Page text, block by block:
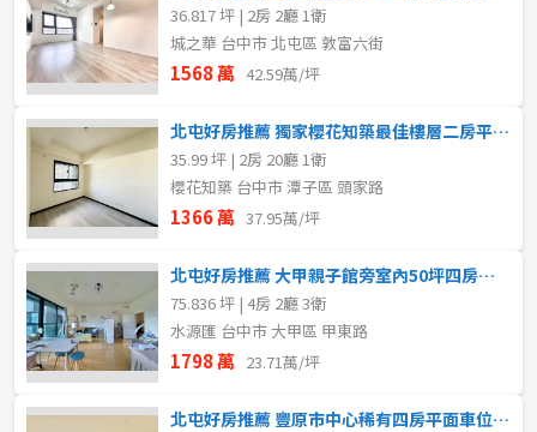
36.817 坪 | 2房 2廳 1衛
城之華 台中市 北屯區 敦富六街
1568 萬 42.59萬/坪
北屯好房推薦 獨家櫻花知築最佳樓層二房平車入主明星小學
35.99 坪 | 2房 20廳 1衛
櫻花知築 台中市 潭子區 頭家路
1366 萬 37.95萬/坪
北屯好房推薦 大甲親子館旁室內50坪四房三衛浴配車位
75.836 坪 | 4房 2廳 3衛
水源匯 台中市 大甲區 甲東路
1798 萬 23.71萬/坪
北屯好房推薦 豐原市中心稀有四房平面車位前後陽台視野戶